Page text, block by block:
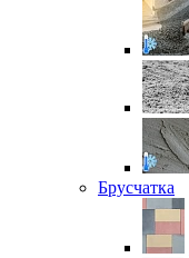
Брусчатка